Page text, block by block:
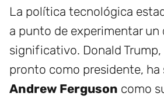
La política tecnológica
a punto de experimentar un
significativo. Donald
pronto como presidente, ha
Andrew Ferguson como